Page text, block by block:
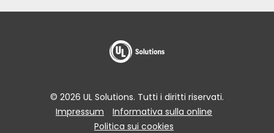
© 2026 UL Solutions. Tutti i diritti riservati.
Impressum
Informativa sulla online
Politica sui cookies